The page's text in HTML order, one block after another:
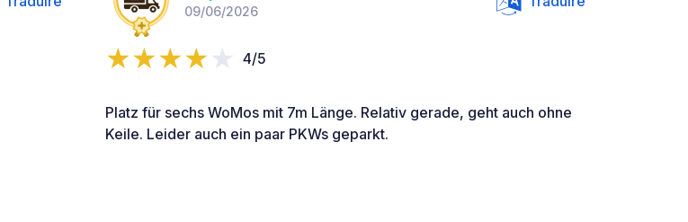
09/06/2026
4/5
Platz für sechs WoMos mit 7m Länge. Relativ gerade, geht auch ohne
Keile. Leider auch ein paar PKWs geparkt.